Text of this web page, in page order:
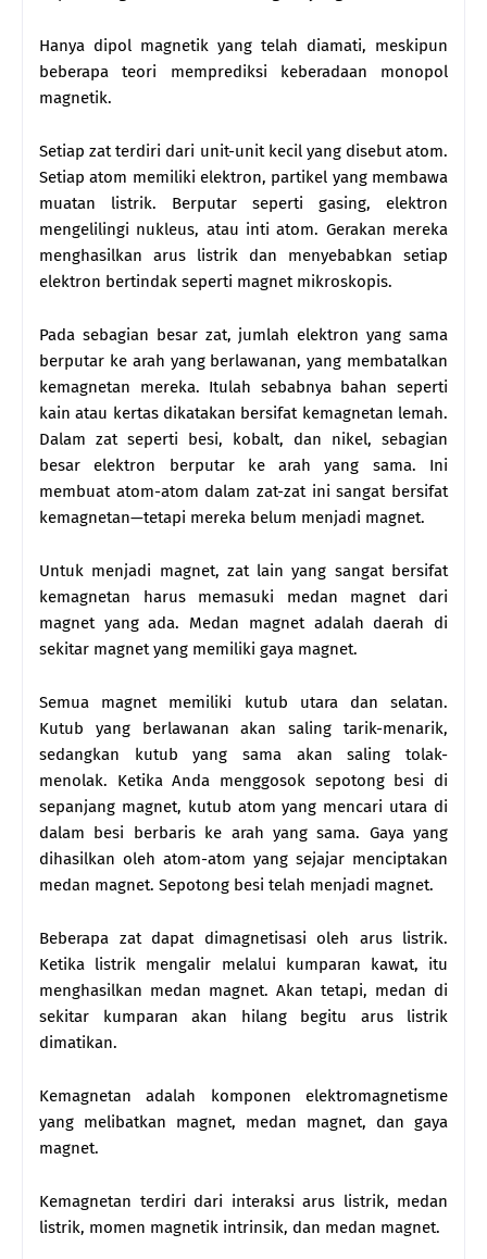
Hanya dipol magnetik yang telah diamati, meskipun
beberapa teori memprediksi keberadaan monopol
magnetik.
Setiap zat terdiri dari unit-unit kecil yang disebut atom.
Setiap atom memiliki elektron, partikel yang membawa
muatan listrik. Berputar seperti gasing, elektron
mengelilingi nukleus, atau inti atom. Gerakan mereka
menghasilkan arus listrik dan menyebabkan setiap
elektron bertindak seperti magnet mikroskopis.
Pada sebagian besar zat, jumlah elektron yang sama
berputar ke arah yang berlawanan, yang membatalkan
kemagnetan mereka. Itulah sebabnya bahan seperti
kain atau kertas dikatakan bersifat kemagnetan lemah.
Dalam zat seperti besi, kobalt, dan nikel, sebagian
besar elektron berputar ke arah yang sama. Ini
membuat atom-atom dalam zat-zat ini sangat bersifat
kemagnetan—tetapi mereka belum menjadi magnet.
Untuk menjadi magnet, zat lain yang sangat bersifat
kemagnetan harus memasuki medan magnet dari
magnet yang ada. Medan magnet adalah daerah di
sekitar magnet yang memiliki gaya magnet.
Semua magnet memiliki kutub utara dan selatan.
Kutub yang berlawanan akan saling tarik-menarik,
sedangkan kutub yang sama akan saling tolak-
menolak. Ketika Anda menggosok sepotong besi di
sepanjang magnet, kutub atom yang mencari utara di
dalam besi berbaris ke arah yang sama. Gaya yang
dihasilkan oleh atom-atom yang sejajar menciptakan
medan magnet. Sepotong besi telah menjadi magnet.
Beberapa zat dapat dimagnetisasi oleh arus listrik.
Ketika listrik mengalir melalui kumparan kawat, itu
menghasilkan medan magnet. Akan tetapi, medan di
sekitar kumparan akan hilang begitu arus listrik
dimatikan.
Kemagnetan adalah komponen elektromagnetisme
yang melibatkan magnet, medan magnet, dan gaya
magnet.
Kemagnetan terdiri dari interaksi arus listrik, medan
listrik, momen magnetik intrinsik, dan medan magnet.